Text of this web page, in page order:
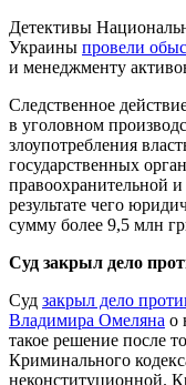
Детективы
Украины провели
и менеджменту
Следственное
в уголовном
злоупотребления
государственных
правоохранительной
результате чего
сумму более 9,5 млн
Суд закрыл дело
Суд закрыл дело
Владимира Омеляна о
такое решение после
Криминального
неконституционной.